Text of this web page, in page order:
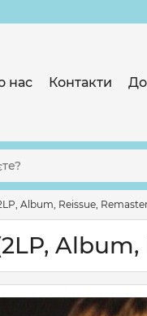
нас Контакти
Album, Reissue,